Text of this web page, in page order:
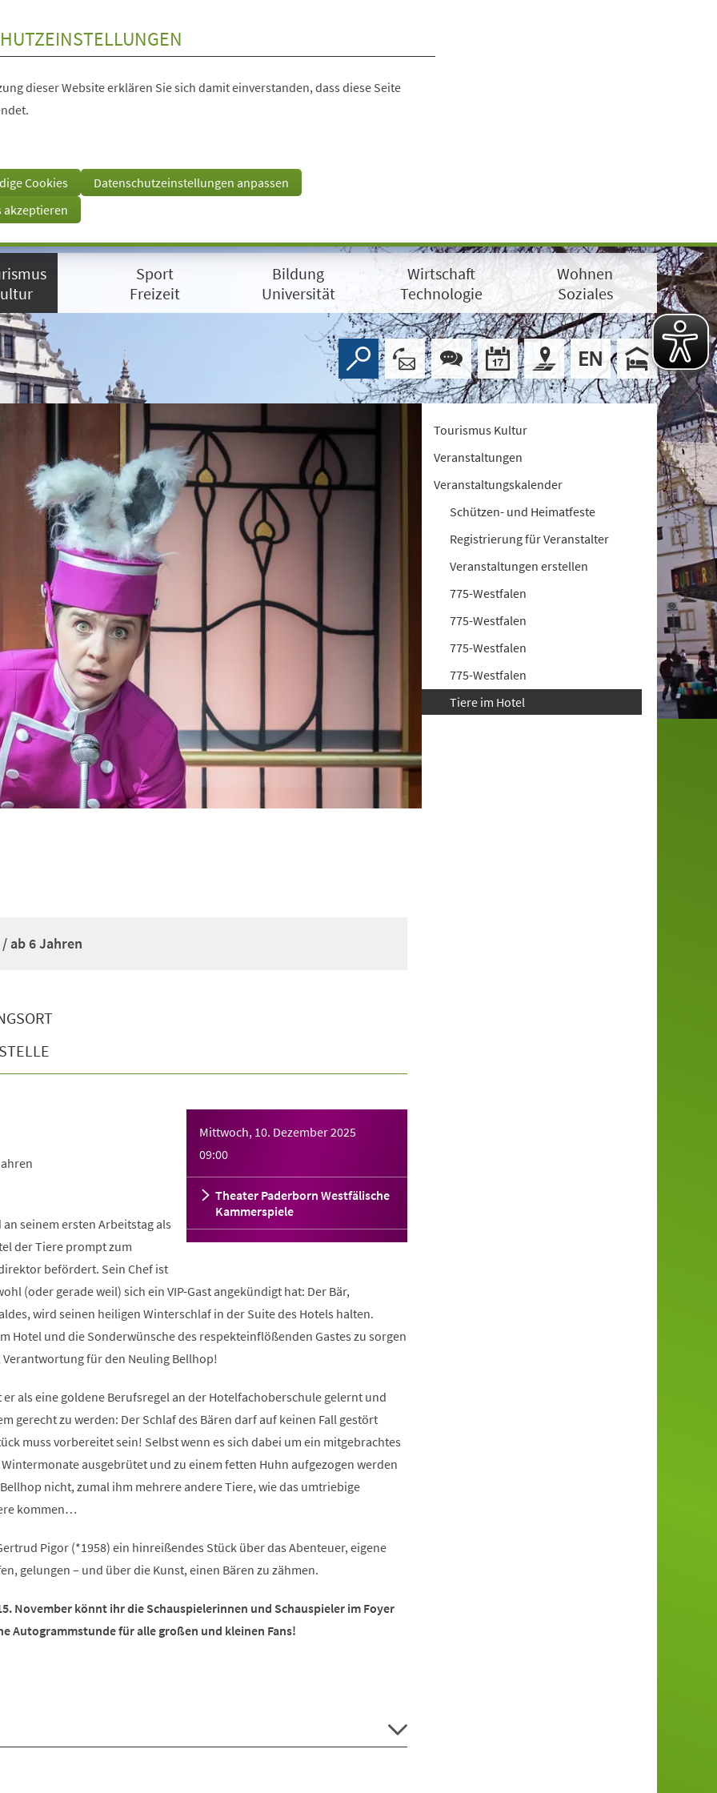
dieser Website erklären Sie sich damit einverstanden, dass diese Seite
Cookies
Datenschutzeinstellungen anpassen
akzeptieren
Sport
Freizeit
Bildung
Universität
Wirtschaft
Technologie
Wohnen
Soziales
ab 6 Jahren
Mittwoch, 10. Dezember 2025
09:00
Theater Paderborn Westfälische
Kammerspiele
seinem ersten Arbeitstag als
der Tiere prompt zum
befördert. Sein Chef ist
(oder gerade weil) sich ein VIP-Gast angekündigt hat: Der Bär,
wird seinen heiligen Winterschlaf in der Suite des Hotels halten.
Hotel und die Sonderwünsche des respekteinflößenden Gastes zu sorgen
Verantwortung für den Neuling Bellhop!
er als eine goldene Berufsregel an der Hotelfachoberschule gelernt und
gerecht zu werden: Der Schlaf des Bären darf auf keinen Fall gestört
muss vorbereitet sein! Selbst wenn es sich dabei um ein mitgebrachtes
ausgebrütet und zu einem fetten Huhn aufgezogen werden
nicht, zumal ihm mehrere andere Tiere, wie das umtriebige
kommen…
Pigor (*1958) ein hinreißendes Stück über das Abenteuer, eigene
gelungen – und über die Kunst, einen Bären zu zähmen.
November könnt ihr die Schauspielerinnen und Schauspieler im Foyer
Autogrammstunde für alle großen und kleinen Fans!
Tourismus Kultur
Veranstaltungen
Veranstaltungskalender
Schützen- und Heimatfeste
Registrierung für Veranstalter
Veranstaltungen erstellen
775-Westfalen
775-Westfalen
775-Westfalen
775-Westfalen
Tiere im Hotel